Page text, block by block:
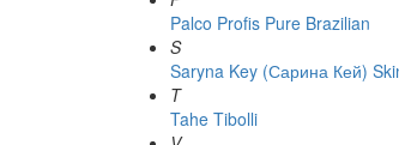
Palco Profis Pure Brazilian
S
Saryna Key (Сарина Кей)
T
Tahe Tibolli